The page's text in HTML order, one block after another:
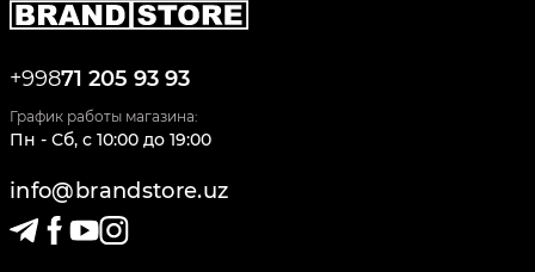
+99871 205 93 93
График работы магазина:
Пн - Сб, c 10:00 до 19:00
info@brandstore.uz